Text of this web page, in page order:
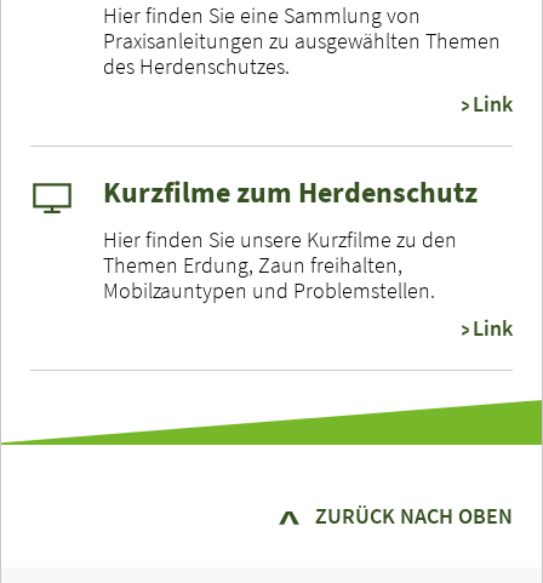
Hier finden Sie eine Sammlung von
Praxisanleitungen zu ausgewählten Themen
des Herdenschutzes.
Link
Kurzfilme zum Herdenschutz
Hier finden Sie unsere Kurzfilme zu den
Themen Erdung, Zaun freihalten,
Mobilzauntypen und Problemstellen.
Link
ZURÜCK NACH OBEN